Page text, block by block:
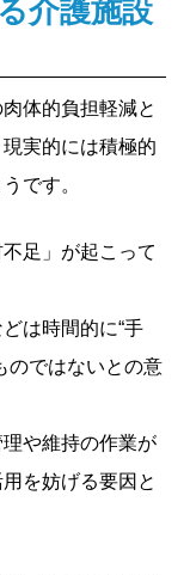
介護施設
体的負担軽減と
実的には積極的
です。
足」が起こって
は時間的に“手
のではないとの意
や維持の作業が
を妨げる要因と